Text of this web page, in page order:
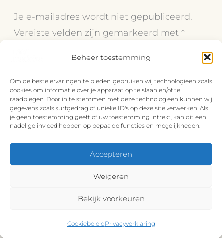
Beheer toestemming
Om de beste ervaringen te bieden, gebruiken wij technologieën zoals
cookies om informatie over je apparaat op te slaan en/of te
raadplegen. Door in te stemmen met deze technologieën kunnen wij
gegevens zoals surfgedrag of unieke ID's op deze site verwerken. Als
je geen toestemming geeft of uw toestemming intrekt, kan dit een
nadelige invloed hebben op bepaalde functies en mogelijkheden.
Accepteren
Weigeren
Bekijk voorkeuren
CookiebeleidPrivacyverklaring
Je e-mailadres wordt niet gepubliceerd.
Vereiste velden zijn gemarkeerd met*